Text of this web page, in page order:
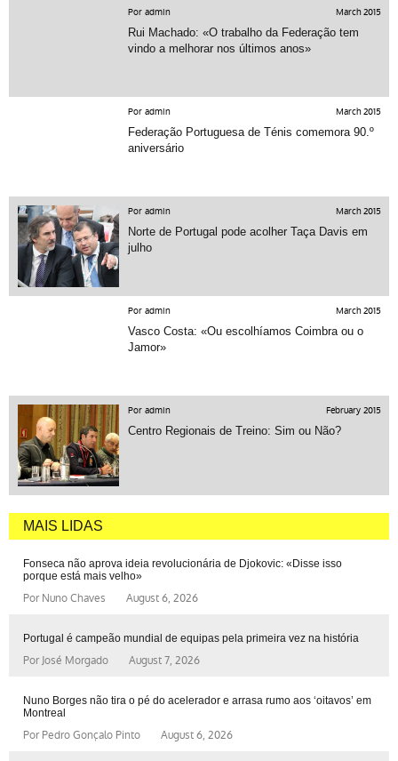
Por admin March 2015
Rui Machado: «O trabalho da Federação tem
vindo a melhorar nos últimos anos»
Por admin March 2015
Federação Portuguesa de Ténis comemora 90.º
aniversário
Por admin March 2015
Norte de Portugal pode acolher Taça Davis em
julho
Por admin March 2015
Vasco Costa: «Ou escolhíamos Coimbra ou o
Jamor»
Por admin February 2015
Centro Regionais de Treino: Sim ou Não?
MAIS LIDAS
Fonseca não aprova ideia revolucionária de Djokovic: «Disse isso
porque está mais velho»
PorNuno Chaves August 6, 2026
Portugal é campeão mundial de equipas pela primeira vez na história
Por José Morgado August 7, 2026
Nuno Borges não tira o pé do acelerador e arrasa rumo aos ‘oitavos’ em
Montreal
PorPedro Gonçalo Pinto August 6, 2026